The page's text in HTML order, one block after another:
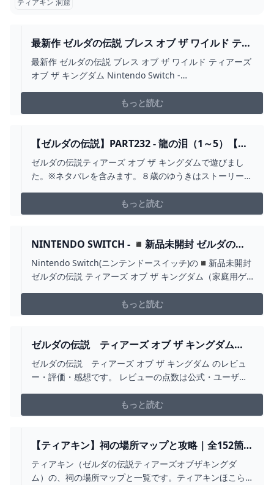
最新作 ゼルダの伝説 ブレス オブ ザ ワイルド ティ
アーズ オブ ザ キングダム NINTENDO SWITCH -
WWW.BUILDCENTRAL.COM
最新作 ゼルダの伝説 ブレス オブ ザ ワイルド ティアーズ
オブ ザ キングダム Nintendo Switch -
もっと読む
【ゼルダの伝説】PART232 - 龍の泪（1～5）【テ
ィアーズ オブ ザ キングダム】 - YOUTUBE
ゼルダの伝説ティアーズ オブ ザ キングダムで遊びまし
た。※ネタバレを含みます。８歳のゆうきはストーリーも
ので、今回はバトルも頑張ってみようと思います。あむ
かのX（旧Twitter）https://twitter.com/AMUKA0105#ゼ
もっと読む
NINTENDO SWITCH - ◾️新品未開封 ゼルダの伝
説 ティアーズ オブ ザ キングダムの通販 BY
DOAEMS SHOP｜ニンテンドースイッチならラク
Nintendo Switch(ニンテンドースイッチ)の◾️新品未開封
ゼルダの伝説 ティアーズ オブ ザ キングダム（家庭用ゲ
です！※値下げ交渉はしていません※◾️新品未開封ゼルダ
の伝説ティアーズオブザキングダム◯シュリンクに包ま
ージ版です。ダウンロード版ではありません。◯かんた
んラクマパック匿名ヤマト運輸ネコポスで発送してポス
ト投函されます。◯16時までお支払いで当日発送。◯日
曜日〜土曜日まで毎日発送しています。◯発送からネコ
ポス到着予定は下記参照◾️翌日到着予定の地域東北地
方、関東地方、中部地方、近畿地方◾️翌々日到着予定の
数日到着予定の地域沖縄◾️3日後〜数日到着予定の地域離
島※ヤマト運輸の都合や荷物量や天候、交通状況などで遅
延する事もあります。他にも商品出品していますので下
記をクリックして組み合わせなどもご相談下さい#doaem
もっと読む
ゼルダの伝説 ティアーズ オブ ザ キングダム
(SWITCH)のレビュー・評価・感想 ゲーム・エンタ
メ最新情報のファミ通.COM
ゼルダの伝説 ティアーズ オブ ザ キングダム のレビュ
ー・評価・感想です。 レビューの点数は公式・ユーザー
を求め表示しています。もっと読む
【ティアキン】祠の場所マップと攻略｜全152箇所
掲載【ゼルダの伝説ティアーズオブザキングダ
ム】｜ゲームエイト
ティアキン（ゼルダの伝説ティアーズオブザキングダ
ム）の、祠の場所マップと一覧です。ティアキンほこら